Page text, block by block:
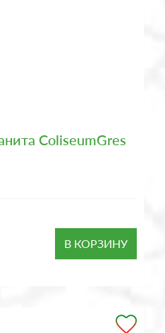
ColiseumGres
В КОРЗИНУ